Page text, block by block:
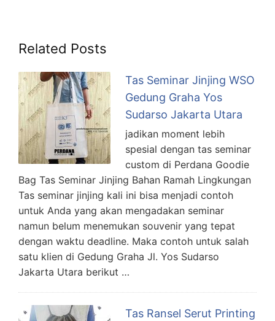
Related Posts
Tas Seminar Jinjing WSO
Gedung Graha Yos
Sudarso Jakarta Utara
jadikan moment lebih
spesial dengan tas seminar
custom di Perdana Goodie
Bag Tas Seminar Jinjing Bahan Ramah Lingkungan
Tas seminar jinjing kali ini bisa menjadi contoh
untuk Anda yang akan mengadakan seminar
namun belum menemukan souvenir yang tepat
dengan waktu deadline. Maka contoh untuk salah
satu klien di Gedung Graha Jl. Yos Sudarso
Jakarta Utara berikut …
Tas Ransel Serut Printing